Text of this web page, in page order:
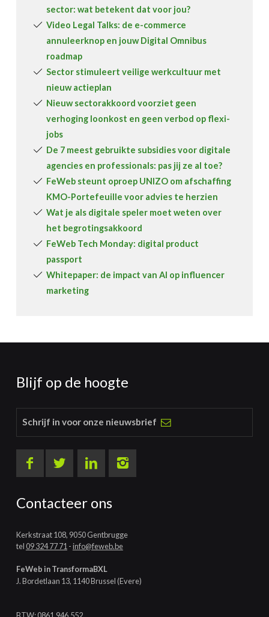
sector: wat betekent dat voor jou?
Video Legal Talks: de e-commerce
annuleerknop en jouw Digital Omnibus
roadmap
Sector stimuleert veilige werkcultuur met
nieuw actieplan
Nieuw sectorakkoord voorziet geen
verhoging loonkost en geen verbod op flexi-
jobs
De 7 meest gebruikte subsidies voor digitale
agencies en professionals: pas jij ze al toe?
FeWeb steunt oproep UNIZO om afschaffing
KMO-Portefeuille voor advies te herzien
Wat je als digitale speler moet weten over
het begrotingsakkoord
FeWeb Tech Monday: digital product
passport
Whitepaper: de impact van AI op influencer
marketing
Blijf op de hoogte
Schrijf in voor onze nieuwsbrief
Contacteer ons
Kerkstraat 108, 9050 Gentbrugge
tel09 324 77 71 -info@feweb.be
FeWeb in TransformaBXL
J. Bordetlaan 13, 1140 Brussel (Evere)